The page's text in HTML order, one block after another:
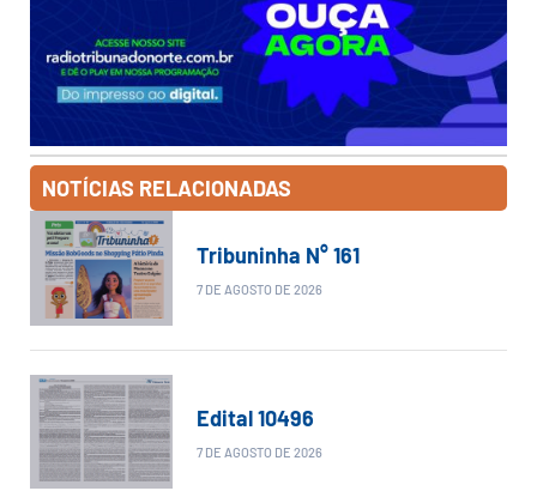
NOTÍCIAS RELACIONADAS
Tribuninha N° 161
7 DE AGOSTO DE 2026
Edital 10496
7 DE AGOSTO DE 2026